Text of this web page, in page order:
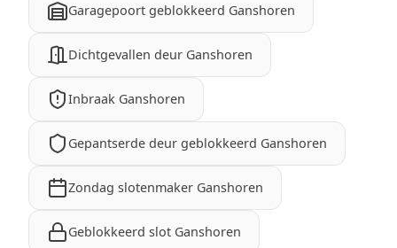
Garagepoort geblokkeerd Ganshoren
Dichtgevallen deur Ganshoren
Inbraak Ganshoren
Gepantserde deur geblokkeerd Ganshoren
Zondag slotenmaker Ganshoren
Geblokkeerd slot Ganshoren